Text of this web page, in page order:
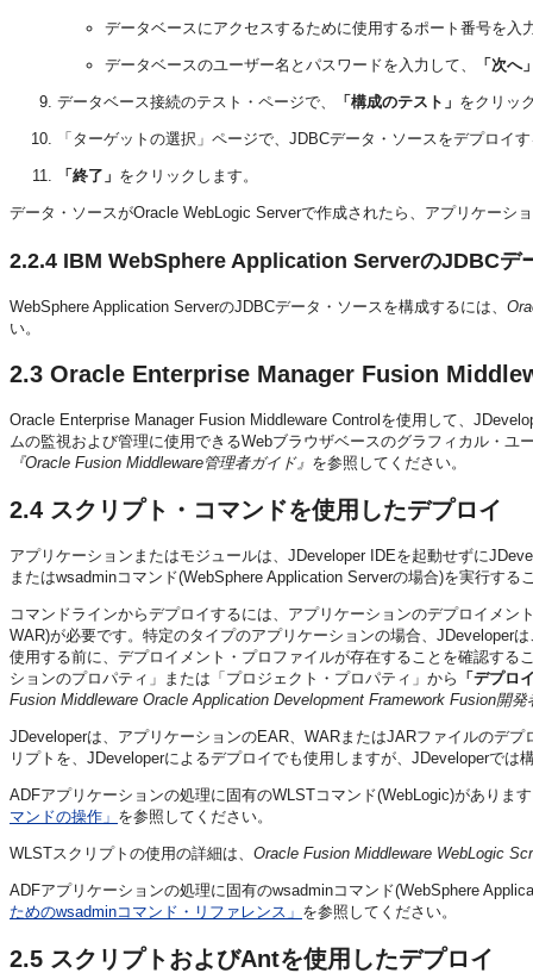
データベースにアクセスするために使用するポート番号を入
データベースのユーザー名とパスワードを入力して、 「次へ
データベース接続のテスト・ページで、 「構成のテスト」 をクリッ
「ターゲットの選択」ページで、JDBCデータ・ソースをデプロイ
「終了」 をクリックします。
データ・ソースがOracle WebLogic Serverで作成されたら、アプリケーシ
2.2.4 IBM WebSphere Application ServerのJDBCデ
WebSphere Application ServerのJDBCデータ・ソースを構成するには、
い。
2.3 Oracle Enterprise Manager Fusion
Oracle Enterprise Manager Fusion Middleware Controlを使用して、
ムの監視および管理に使用できるWebブラウザベースのグラフィカル・
『Oracle Fusion Middleware管理者ガイド』 を参照してください。
2.4 スクリプト・コマンドを使用したデプロイ
アプリケーションまたはモジュールは、JDeveloper IDEを起動せずに
またはwsadminコマンド(WebSphere Application Serverの場合)を実行す
コマンドラインからデプロイするには、アプリケーションのデプロイメ
WAR)が必要です。特定のタイプのアプリケーションの場合、JDeveloper
使用する前に、デプロイメント・プロファイルが存在することを確認す
ションのプロパティ」または「プロジェクト・プロパティ」から 「デプロ
Fusion Middleware Oracle Application Development Framework Fusion開発
JDeveloperは、アプリケーションのEAR、WARまたはJARファイルのデ
リプトを、JDeveloperによるデプロイでも使用しますが、JDeveloperで
ADFアプリケーションの処理に固有のWLSTコマンド(WebLogic)がありま
マンドの操作」 を参照してください。
WLSTスクリプトの使用の詳細は、 Oracle Fusion Middleware WebLogic
ADFアプリケーションの処理に固有のwsadminコマンド(WebSphere
ためのwsadminコマンド・リファレンス」 を参照してください。
2.5 スクリプトおよびAntを使用したデプロイ